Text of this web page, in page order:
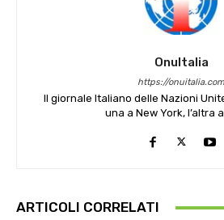
OnuItalia
https://onuitalia.com
Il giornale Italiano delle Nazioni
una a New York, l’altra
ARTICOLI CORRELATI